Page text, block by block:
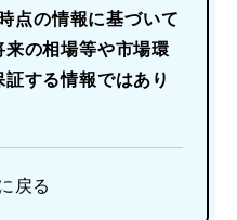
点の情報に基づいて
の相場等や市場環
する情報ではあり
戻る